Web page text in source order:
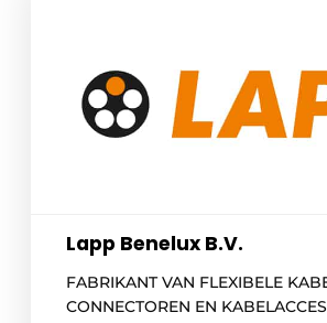
Lapp Benelux B.V.
FABRIKANT VAN FLEXIBELE
CONNECTOREN EN